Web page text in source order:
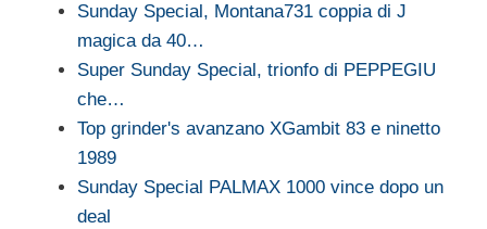
Sunday Special, Montana731 coppia di J
magica da 40…
Super Sunday Special, trionfo di PEPPEGIU
che…
Top grinder's avanzano XGambit 83 e ninetto
1989
Sunday Special PALMAX 1000 vince dopo un
deal